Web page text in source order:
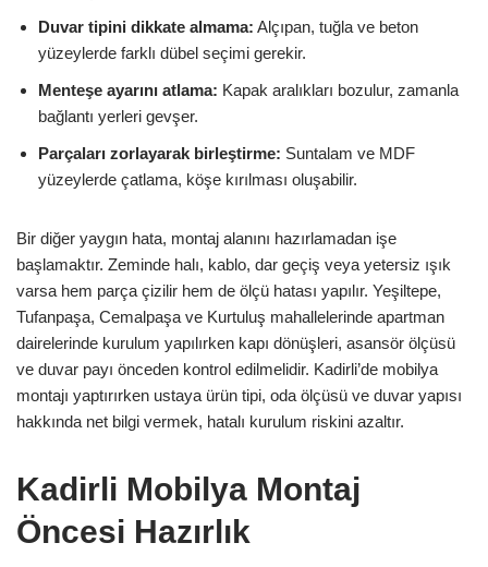
Duvar tipini dikkate almama: Alçıpan, tuğla ve beton
yüzeylerde farklı dübel seçimi gerekir.
Menteşe ayarını atlama: Kapak aralıkları bozulur, zamanla
bağlantı yerleri gevşer.
Parçaları zorlayarak birleştirme: Suntalam ve MDF
yüzeylerde çatlama, köşe kırılması oluşabilir.
Bir diğer yaygın hata, montaj alanını hazırlamadan işe
başlamaktır. Zeminde halı, kablo, dar geçiş veya yetersiz ışık
varsa hem parça çizilir hem de ölçü hatası yapılır. Yeşiltepe,
Tufanpaşa, Cemalpaşa ve Kurtuluş mahallelerinde apartman
dairelerinde kurulum yapılırken kapı dönüşleri, asansör ölçüsü
ve duvar payı önceden kontrol edilmelidir. Kadirli’de mobilya
montajı yaptırırken ustaya ürün tipi, oda ölçüsü ve duvar yapısı
hakkında net bilgi vermek, hatalı kurulum riskini azaltır.
Kadirli Mobilya Montaj
Öncesi Hazırlık